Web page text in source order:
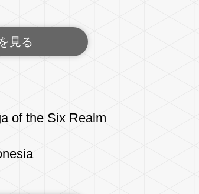
見る
of the Six Realm